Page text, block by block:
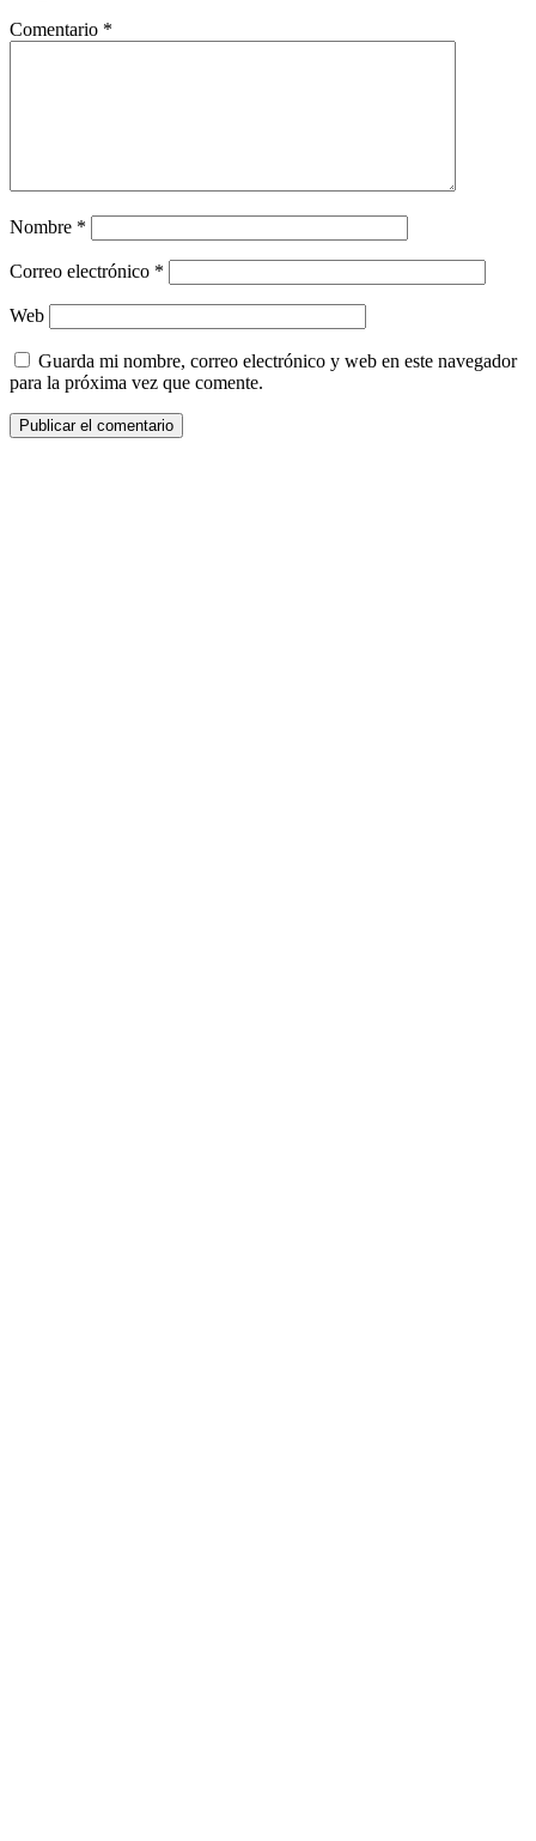
Comentario *
Nombre *
Correo electrónico *
Web
Guarda mi nombre, correo electrónico y web en este navegador
para la próxima vez que comente.